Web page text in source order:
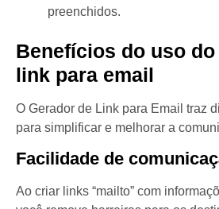
preenchidos.
Benefícios do uso
link para email
O Gerador de Link para Email traz
para simplificar e melhorar a
Facilidade de
Ao criar links “mailto” com